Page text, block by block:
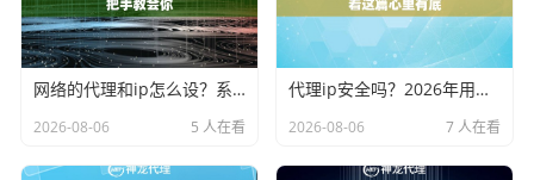
网络的代理和ip怎么设？系统设置手把手教会你
2026-08-06 5 人在看
代理ip安全吗？2026年用之前先看看这篇心里有底
2026-08-06 7 人在看